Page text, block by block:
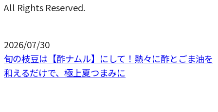
All Rights Reserved.
2026/07/30
旬の枝豆は【酢ナムル】にして！熱々に酢とごま油を
和えるだけで、極上夏つまみに